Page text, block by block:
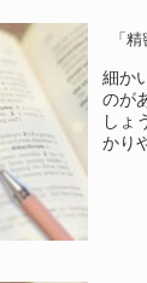
「
細か
のが
しょ
かり